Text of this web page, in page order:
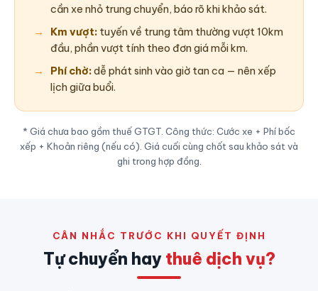
cần xe nhỏ trung chuyển, báo rõ khi khảo sát.
Km vượt: tuyến về trung tâm thường vượt 10km
đầu, phần vượt tính theo đơn giá mỗi km.
Phí chờ:dễ phát sinh vào giờ tan ca — nên xếp
lịch giữa buổi.
* Giá chưa bao gồm thuế GTGT. Công thức: Cước xe + Phí bốc
xếp + Khoản riêng (nếu có). Giá cuối cùng chốt sau khảo sát và
ghi trong hợp đồng.
CÂN NHẮC TRƯỚC KHI QUYẾT ĐỊNH
Tự chuyển hay thuê dịch vụ?